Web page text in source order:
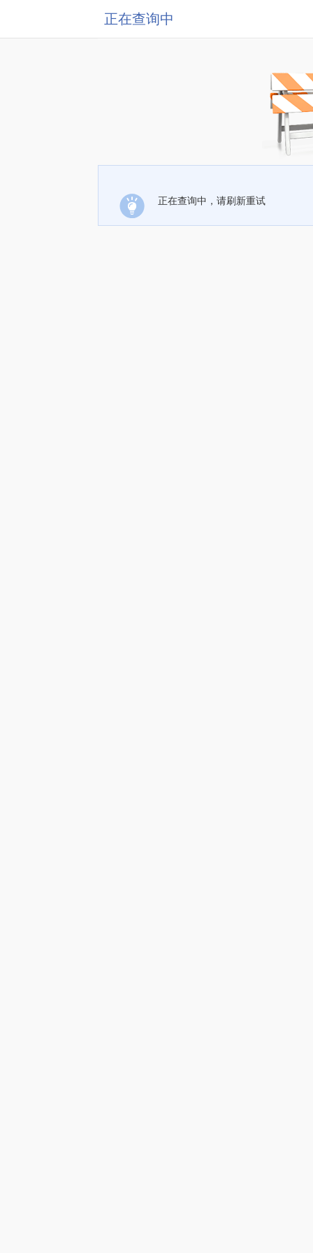
正在查询中
正在查询中，请刷新重试